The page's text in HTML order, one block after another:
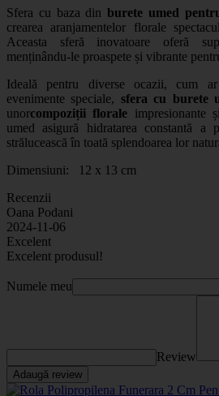
Sfera cu baza dinburete umed
crearea aranjamentelor florale
Aceasta sferă inovatoare oferă
menținându-le proaspete și vibrante
Ideală pentru diverse ocazii, cum
evenimente speciale, sfera cu burete
unorcompoziții florale impresionante
umed asigură hidratarea constantă a
strălucească în toată splendoarea lor
Dimensiuni: 12 x 13 cm
Recenzii
Oana Podani
2024-11-06
Excelent
Excelent produsul!
Numele meu
Review
Adaugă review